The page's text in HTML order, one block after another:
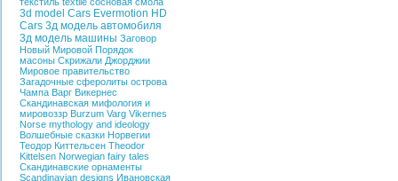
3d model Cars Evermotion HD
Cars 3д модель автомобиля
3д модель машины Заговор
Новый Мировой Порядок
масоны Скрижали Джорджии
Мировое правительство
Загадочные сферолиты острова
Чампа Варг Викернес
Скандинавская мифология и
мировоззр Burzum Varg Vikernes
Norse mythology and ideology
Волшебные сказки Норвегии
Теодор Киттельсен Theodor
Kittelsen Norwegian fairy tales
Скандинавские орнаменты
Scandinavian designs Ивановская